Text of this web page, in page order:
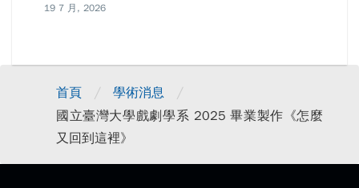
19 7 月, 2026
首頁 / 學術消息 /
國立臺灣大學戲劇學系 2025 畢業製作《怎麼
又回到這裡》